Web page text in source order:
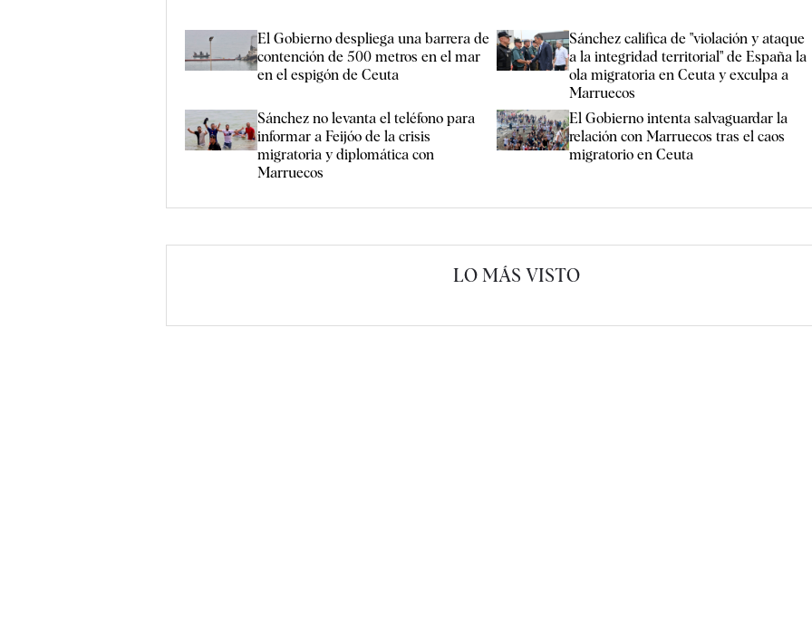
El Gobierno despliega una barrera de
contención de 500 metros en el mar
en el espigón de Ceuta
Sánchez califica de "violación y ataque
a la integridad territorial" de España la
ola migratoria en Ceuta y exculpa a
Marruecos
Sánchez no levanta el teléfono para
informar a Feijóo de la crisis
migratoria y diplomática con
Marruecos
El Gobierno intenta salvaguardar la
relación con Marruecos tras el caos
migratorio en Ceuta
LO MÁS VISTO